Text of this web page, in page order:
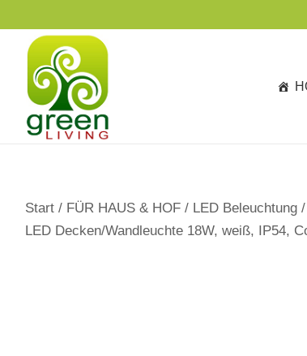
p
Start / FÜR HAUS & HOF / LED Beleuchtung /
LED Decken/Wandleuchte 18W, weiß, IP54,